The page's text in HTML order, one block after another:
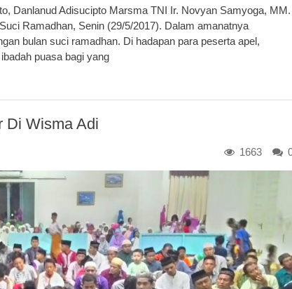
Danlanud Adisucipto Marsma TNI Ir. Novyan Samyoga, MM.
Ramadhan, Senin (29/5/2017). Dalam amanatnya
bulan suci ramadhan. Di hadapan para peserta apel,
puasa bagi yang
Di Wisma Adi
1663